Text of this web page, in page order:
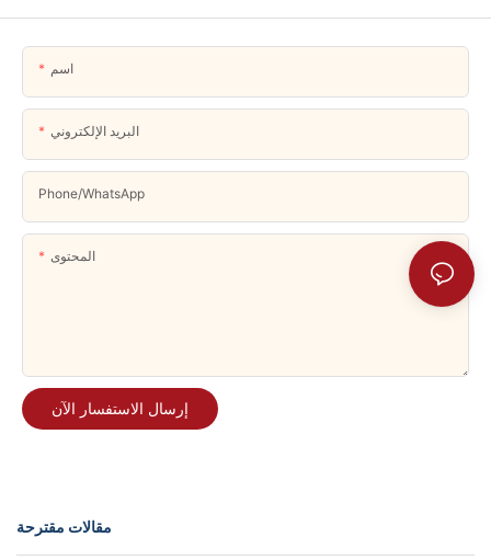
اسم
البريد الإلكتروني
Phone/whatsApp
المحتوى
إرسال الاستفسار الآن
مقالات مقترحة